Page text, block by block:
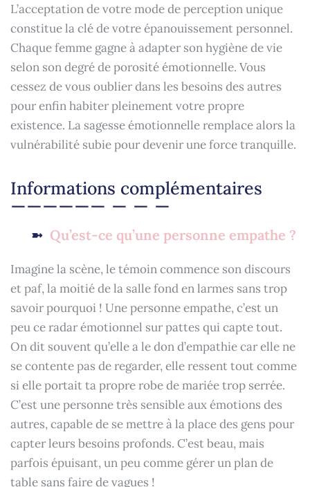
L’acceptation de votre mode de perception unique
constitue la clé de votre épanouissement personnel.
Chaque femme gagne à adapter son hygiène de vie
selon son degré de porosité émotionnelle. Vous
cessez de vous oublier dans les besoins des autres
pour enfin habiter pleinement votre propre
existence. La sagesse émotionnelle remplace alors la
vulnérabilité subie pour devenir une force tranquille.
Informations complémentaires
Qu’est-ce qu’une personne empathe ?
Imagine la scène, le témoin commence son discours
et paf, la moitié de la salle fond en larmes sans trop
savoir pourquoi ! Une personne empathe, c’est un
peu ce radar émotionnel sur pattes qui capte tout.
On dit souvent qu’elle a le don d’empathie car elle ne
se contente pas de regarder, elle ressent tout comme
si elle portait ta propre robe de mariée trop serrée.
C’est une personne très sensible aux émotions des
autres, capable de se mettre à la place des gens pour
capter leurs besoins profonds. C’est beau, mais
parfois épuisant, un peu comme gérer un plan de
table sans faire de vagues !